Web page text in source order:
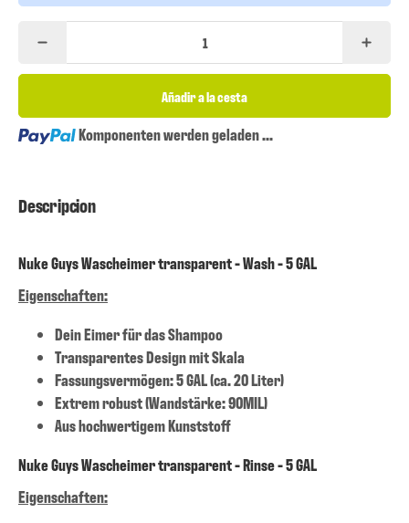
Añadir a la cesta
Loading...Komponenten werden geladen ...
Descripcion
Nuke Guys Wascheimer transparent - Wash - 5 GAL
Eigenschaften:
Dein Eimer für das Shampoo
Transparentes Design mit Skala
Fassungsvermögen: 5 GAL (ca. 20 Liter)
Extrem robust (Wandstärke: 90MIL)
Aus hochwertigem Kunststoff
Nuke Guys Wascheimer transparent - Rinse - 5 GAL
Eigenschaften: